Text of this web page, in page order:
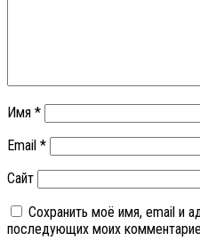
Имя *
Email *
Сайт
Сохранить моё имя, email и
последующих моих